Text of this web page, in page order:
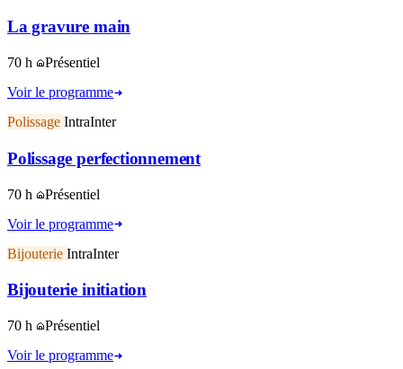
La gravure main
70 h
Présentiel
Voir le programme
Polissage IntraInter
Polissage perfectionnement
70 h
Présentiel
Voir le programme
Bijouterie IntraInter
Bijouterie initiation
70 h
Présentiel
Voir le programme